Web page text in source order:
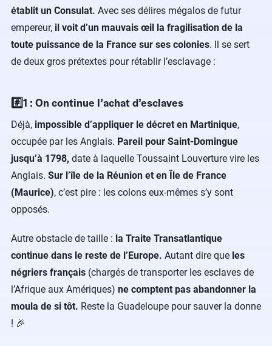
établit un Consulat. Avec ses délires mégalos de futur
empereur, il voit d’un mauvais œil la fragilisation de la
toute puissance de la France sur ses colonies. Il se sert
de deux gros prétextes pour rétablir l’esclavage :
#️⃣1 : On continue l’achat d’esclaves
Déjà, impossible d’appliquer le décret en Martinique,
occupée par les Anglais. Pareil pour Saint-Domingue
jusqu’à 1798, date à laquelle Toussaint Louverture vire les
Anglais. Sur l’île de la Réunion et en Île de France
(Maurice), c’est pire : les colons eux-mêmes s’y sont
opposés.
Autre obstacle de taille : la Traite Transatlantique
continue dans le reste de l’Europe. Autant dire que les
négriers français (chargés de transporter les esclaves de
l’Afrique aux Amériques) ne comptent pas abandonner la
moula de si tôt. Reste la Guadeloupe pour sauver la donne
! 🎉